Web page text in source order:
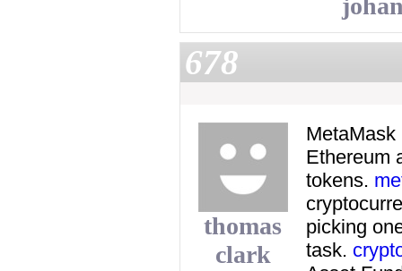
678
thomas
clark
Ethereum
tokens.
picking
task.